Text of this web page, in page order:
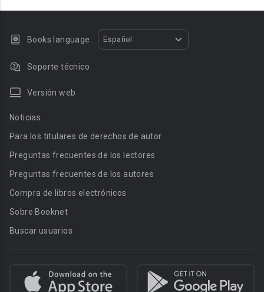
Books language: Español
Soporte técnico
Versión web
Noticias
Para los titulares de derechos de autor
Preguntas frecuentes de los lectores
Preguntas frecuentes de los autores
Compra de libros electrónicos
Sobre Booknet
Buscar usuarios